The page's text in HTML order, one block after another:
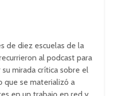
de diez escuelas de la
al podcast para
mirada crítica sobre el
que se materializó a